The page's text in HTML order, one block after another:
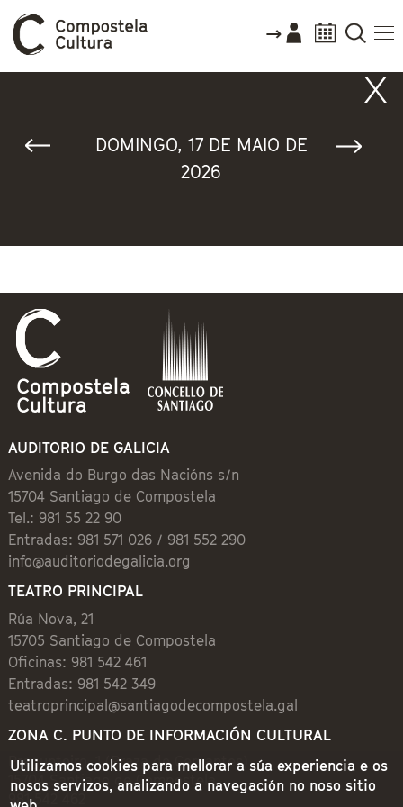
DOMINGO, 17 DE MAIO DE
2026
AUDITORIO DE GALICIA
Avenida do Burgo das Nacións s/n
15704 Santiago de Compostela
Tel.: 981 55 22 90
Entradas: 981 571 026 / 981 552 290
info@auditoriodegalicia.org
TEATRO PRINCIPAL
Rúa Nova, 21
15705 Santiago de Compostela
Oficinas: 981 542 461
Entradas: 981 542 349
teatroprincipal@santiagodecompostela.gal
ZONA C. PUNTO DE INFORMACIÓN CULTURAL
Preguntoiro, 1 (Praza de Cervantes)
15704 Santiago de Compostela
981 542 462
Utilizamos cookies para mellorar a súa experiencia e os
nosos servizos, analizando a navegación no noso sitio